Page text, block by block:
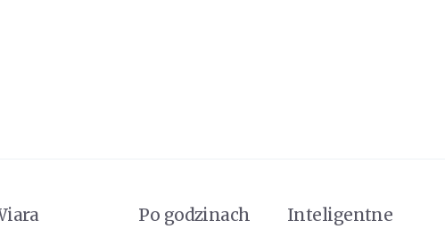
Po godzinach
Inteligentne